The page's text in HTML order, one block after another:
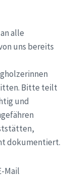
alle
uns bereits
Bitte teilt
und
dokumentiert.
Mail